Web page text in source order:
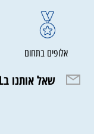
אלופים בתחום
שאל אותנו בE-MAIL